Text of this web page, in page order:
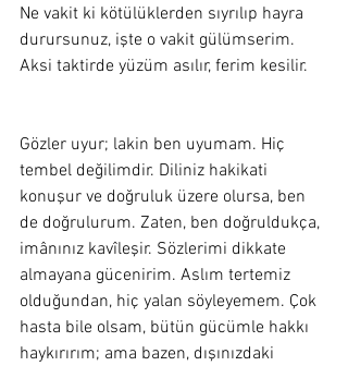
Ne vakit ki kötülüklerden sıyrılıp hayra
durursunuz, işte o vakit gülümserim.
Aksi taktirde yüzüm asılır, ferim kesilir.
Gözler uyur; lakin ben uyumam. Hiç
tembel değilimdir. Diliniz hakikati
konuşur ve doğruluk üzere olursa, ben
de doğrulurum. Zaten, ben doğruldukça,
imânınız kavîleşir. Sözlerimi dikkate
almayana gücenirim. Aslım tertemiz
olduğundan, hiç yalan söyleyemem. Çok
hasta bile olsam, bütün gücümle hakkı
haykırırım; ama bazen, dışınızdaki